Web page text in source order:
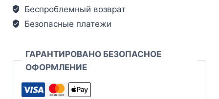
Беспроблемный возврат
Безопасные платежи
ГАРАНТИРОВАНО БЕЗОПАСНОЕ
ОФОРМЛЕНИЕ